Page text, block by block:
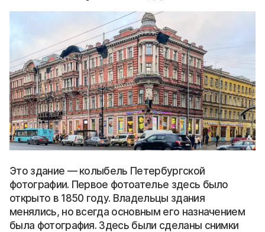
Это здание — колыбель Петербургской
фотографии. Первое фотоателье здесь было
открыто в 1850 году. Владельцы здания
менялись, но всегда основным его назначением
была фотография. Здесь были сделаны снимки